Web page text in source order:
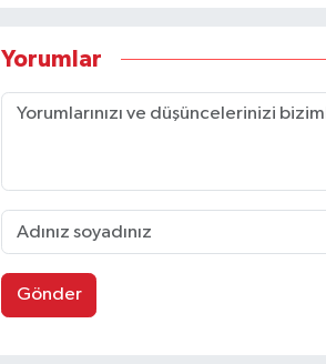
Yorumlar
Gönder